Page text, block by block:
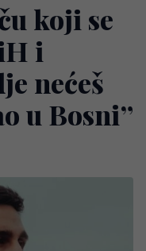
koji se
i
nećeš
u Bosni”